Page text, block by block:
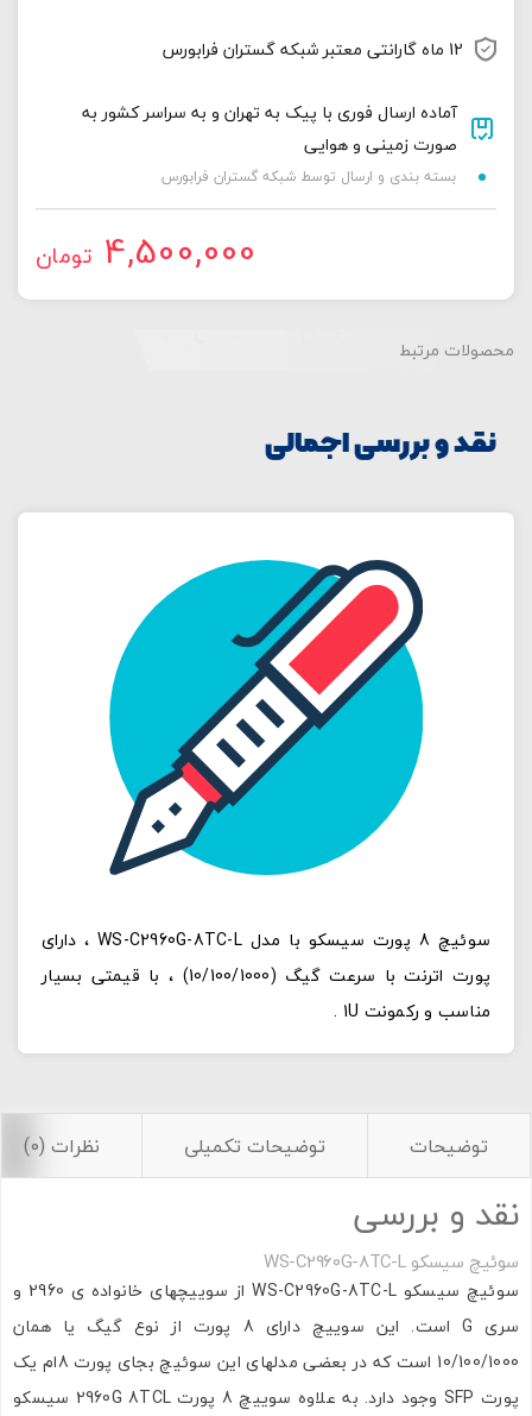
12 ماه گارانتی معتبر شبکه گستران فرابورس
آماده ارسال فوری با پیک به تهران و به سراسر کشور به
صورت زمینی و هوایی
بسته بندی و ارسال توسط شبکه گستران فرابورس
4,500,000 تومان
محصولات مرتبط
نقد و بررسی اجمالی
سوئیچ 8 پورت سیسکو با مدل WS-C2960G-8TC-L ، دارای
پورت اترنت با سرعت گیگ (10/100/1000) ، با قیمتی بسیار
مناسب و رکمونت 1U .
توضیحات توضیحات تکمیلی نظرات (0)
نقد و بررسی
سوئیچ سیسکو WS-C2960G-8TC-L
سوئیچ سیسکو WS-C2960G-8TC-L از سوییچهای خانواده ی 2960 و
سری G است. این سوییچ دارای 8 پورت از نوع گیگ یا همان
10/100/1000 است که در بعضی مدلهای این سوئیچ بجای پورت 8ام یک
پورت SFP وجود دارد. به علاوه سوییچ 8 پورت 2960G 8TCL سیسکو